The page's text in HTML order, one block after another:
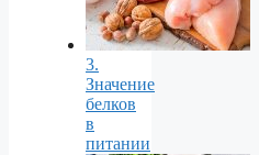
3.
Значение
белков
в
питании